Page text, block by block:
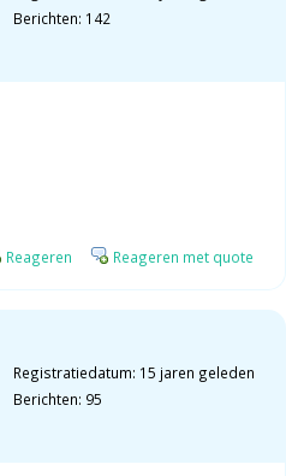
Berichten: 142
Reageren Reageren met quote
Registratiedatum: 15 jaren geleden
Berichten: 95